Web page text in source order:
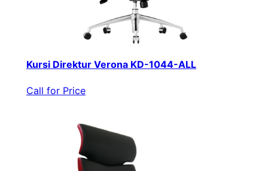
Kursi Direktur Verona KD-1044-ALL
Call for Price